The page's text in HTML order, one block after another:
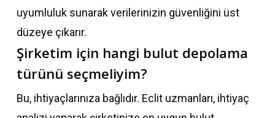
uyumluluk sunarak verilerinizin güvenliğini üst
düzeye çıkarır.
Şirketim için hangi bulut depolama
türünü seçmeliyim?
Bu, ihtiyaçlarınıza bağlıdır. Eclit uzmanları, ihtiyaç